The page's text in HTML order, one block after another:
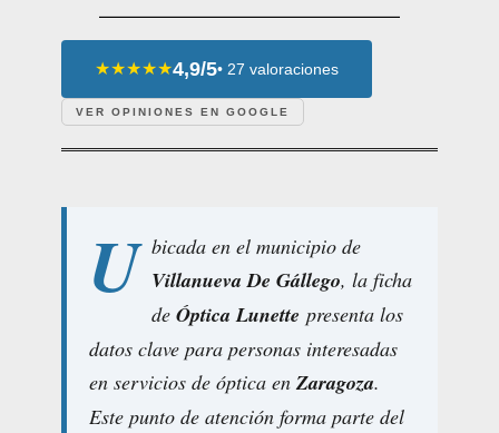
★★★★★4,9/5• 27 valoraciones
VER OPINIONES EN GOOGLE
U bicada en el municipio de
Villanueva De Gállego, la ficha
de Óptica Lunette presenta los
datos clave para personas interesadas
en servicios de óptica en Zaragoza.
Este punto de atención forma parte del